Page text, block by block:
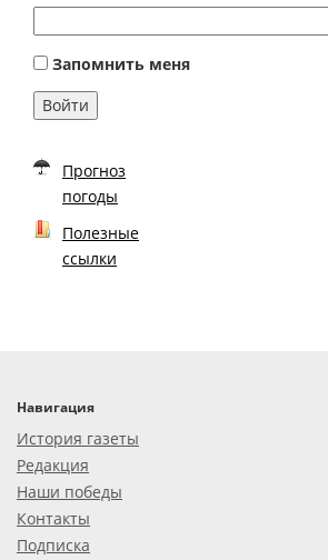
Запомнить меня
Войти
Прогноз
погоды
Полезные
ссылки
Навигация
История газеты
Редакция
Наши победы
Контакты
Подписка